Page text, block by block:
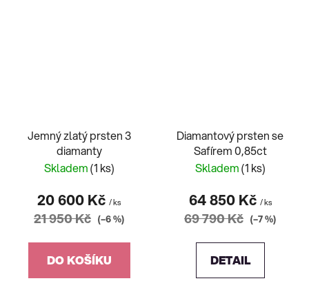
Jemný zlatý prsten 3
diamanty
Skladem(1 ks)
20 600 Kč / ks
21 950 Kč (–6 %)
DO KOŠÍKU
Diamantový prsten se
Safírem 0,85ct
Skladem(1 ks)
64 850 Kč / ks
69 790 Kč (–7 %)
DETAIL